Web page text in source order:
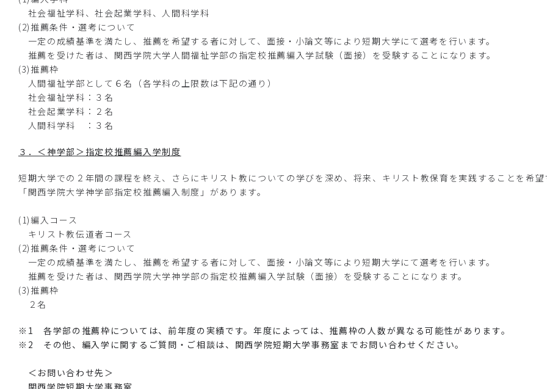
社会福祉学科、社会起業学科、人間科学科
(2)推薦条件・選考について
一定の成績基準を満たし、推薦を希望する者に対して、面接・小論文等により短期大学にて選考を行います。
推薦を受けた者は、関西学院大学人間福祉学部の指定校推薦編入学試験（面接）を受験することになります。
(3)推薦枠
人間福祉学部として６名（各学科の上限数は下記の通り）
社会福祉学科：３名
社会起業学科：２名
人間科学科 ：３名
３．＜神学部＞指定校推薦編入学制度
短期大学での２年間の課程を終え、さらにキリスト教についての学びを深め、将来、キリスト教保育を実践することを希望
「関西学院大学神学部指定校推薦編入制度」があります。
(1)編入コース
キリスト教伝道者コース
(2)推薦条件・選考について
一定の成績基準を満たし、推薦を希望する者に対して、面接・小論文等により短期大学にて選考を行います。
推薦を受けた者は、関西学院大学神学部の指定校推薦編入学試験（面接）を受験することになります。
(3)推薦枠
２名
※1 各学部の推薦枠については、前年度の実績です。年度によっては、推薦枠の人数が異なる可能性があります。
※2 その他、編入学に関するご質問・ご相談は、関西学院短期大学事務室までお問い合わせください。
＜お問い合わせ先＞
関西学院短期大学事務室